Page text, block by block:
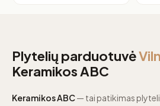
Plytelių parduotuvė
Keramikos ABC
Keramikos ABC— tai patikimas